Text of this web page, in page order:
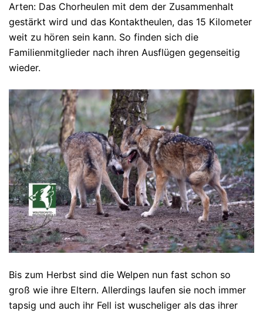
Arten: Das Chorheulen mit dem der Zusammenhalt
gestärkt wird und das Kontaktheulen, das 15 Kilometer
weit zu hören sein kann. So finden sich die
Familienmitglieder nach ihren Ausflügen gegenseitig
wieder.
Bis zum Herbst sind die Welpen nun fast schon so
groß wie ihre Eltern. Allerdings laufen sie noch immer
tapsig und auch ihr Fell ist wuscheliger als das ihrer